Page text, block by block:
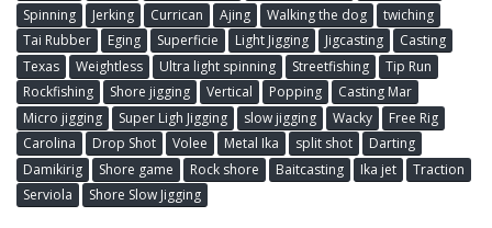
Spinning
Jerking Currican Ajing Walking the dog
twiching
Tai Rubber
Eging Superficie Light Jigging Jigcasting
Casting
Texas
Weightless Ultra light spinning Streetfishing
Tip Run
Rockfishing
Shore jigging Vertical Popping
Casting Mar
Micro jigging
Super Ligh Jigging slow jigging Wacky
Free Rig
Carolina
Drop Shot Volee Metal Ika split shot
Darting
Damikirig
Shore game Rock shore Baitcasting Ika jet
Traction
Serviola
Shore Slow Jigging